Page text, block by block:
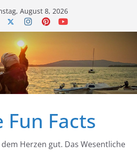
August 8, 2026
Fun Facts
Herzen gut. Das Wesentliche